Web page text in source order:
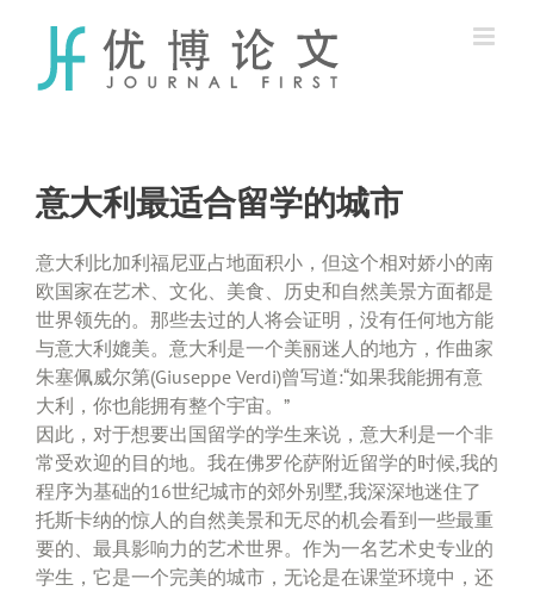
content
意大利最适合留学的城市
意大利比加利福尼亚占地面积小，但这个相对娇小的南
欧国家在艺术、文化、美食、历史和自然美景方面都是
世界领先的。那些去过的人将会证明，没有任何地方能
与意大利媲美。意大利是一个美丽迷人的地方，作曲家
朱塞佩威尔第(Giuseppe Verdi)曾写道:“如果我能拥有意
大利，你也能拥有整个宇宙。”
因此，对于想要出国留学的学生来说，意大利是一个非
常受欢迎的目的地。我在佛罗伦萨附近留学的时候,我的
程序为基础的16世纪城市的郊外别墅,我深深地迷住了
托斯卡纳的惊人的自然美景和无尽的机会看到一些最重
要的、最具影响力的艺术世界。作为一名艺术史专业的
学生，它是一个完美的城市，无论是在课堂环境中，还